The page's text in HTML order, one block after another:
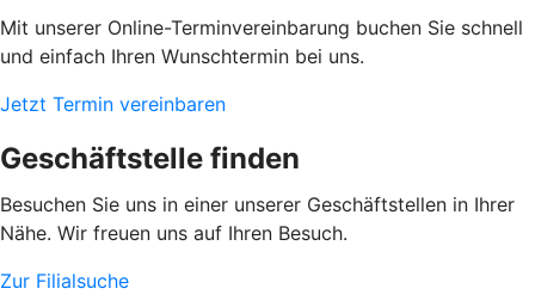
Mit unserer Online-Terminvereinbarung buchen Sie schnell
und einfach Ihren Wunschtermin bei uns.
Jetzt Termin vereinbaren
Geschäftstelle finden
Besuchen Sie uns in einer unserer Geschäftstellen in Ihrer
Nähe. Wir freuen uns auf Ihren Besuch.
Zur Filialsuche